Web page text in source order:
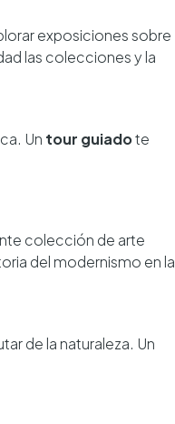
exposiciones sobre
las colecciones y la
Un tour guiadote
colección de arte
del modernismo en la
de la naturaleza. Un